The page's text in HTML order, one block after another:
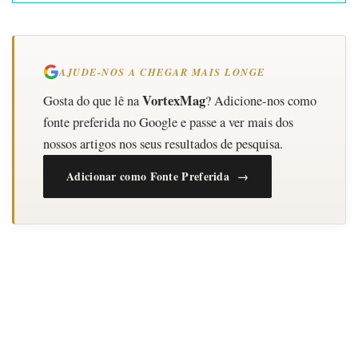
AJUDE-NOS A CHEGAR MAIS LONGE
Gosta do que lê naVortexMag? Adicione-nos como
fonte preferida no Google e passe a ver mais dos
nossos artigos nos seus resultados de pesquisa.
Adicionar como Fonte Preferida →